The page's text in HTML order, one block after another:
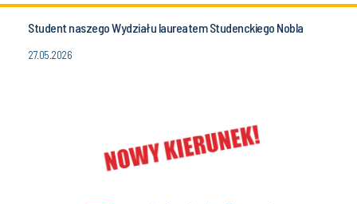
Student naszego Wydziału laureatem Studenckiego Nobla
27.05.2026